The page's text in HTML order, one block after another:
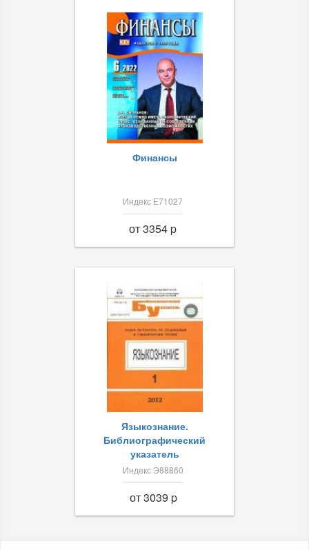
Финансы
Индекс Е71027
от 3354 p
Языкознание.
Библиографический
указатель
Индекс Э88860
от 3039 p